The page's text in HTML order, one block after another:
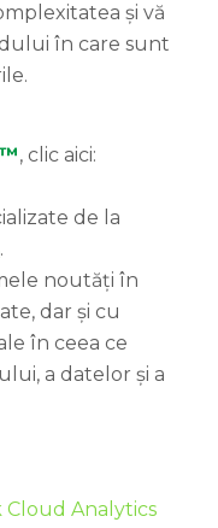
și vă
în care sunt
, clic aici:
de la
.
noutăți în
dar și cu
în ceea ce
a datelor și a
Cloud Analytics